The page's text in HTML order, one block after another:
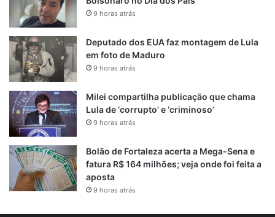
9 horas atrás
Deputado dos EUA faz montagem de Lula
em foto de Maduro
9 horas atrás
Milei compartilha publicação que chama
Lula de ‘corrupto’ e ‘criminoso’
9 horas atrás
Bolão de Fortaleza acerta a Mega-Sena e
fatura R$ 164 milhões; veja onde foi feita a
aposta
9 horas atrás